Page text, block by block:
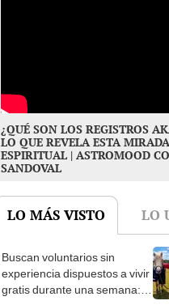
¿QUÉ SON LOS REGISTROS
LO QUE REVELA ESTA MIRADA
ESPIRITUAL | ASTROMOOD
SANDOVAL
LO MÁS VISTO LO
Buscan voluntarios sin
experiencia dispuestos a vivir
gratis durante una semana: